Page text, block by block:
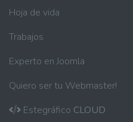
Hoja de vida
Trabajos
Experto en Joomla
Quiero ser tu Webmaster!
Estegráfico CLOUD